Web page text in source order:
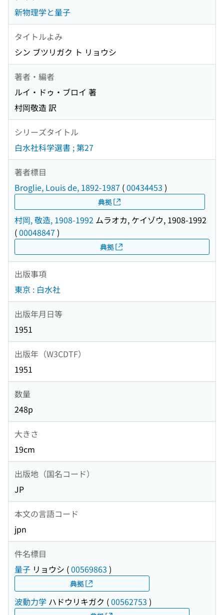
新物理学と量子
タイトルよみ
シン ブツリガク ト リョウシ
著者・編者
ルイ・ドゥ・ブロイ 著
村岡敬造 訳
シリーズタイトル
白水社科学選書 ; 第27
著者標目
Broglie, Louis de, 1892-1987 (00434453 )
典拠
村岡, 敬造, 1908-1992 ムラオカ, ケイゾウ, 1908-1992
(00048847 )
典拠
出版事項
東京 : 白水社
出版年月日等
1951
出版年（W3CDTF）
1951
数量
248p
大きさ
19cm
出版地（国名コード）
JP
本文の言語コード
jpn
件名標目
量子 リョウシ (00569863 )
典拠
波動力学 ハドウリキガク (00562753 )